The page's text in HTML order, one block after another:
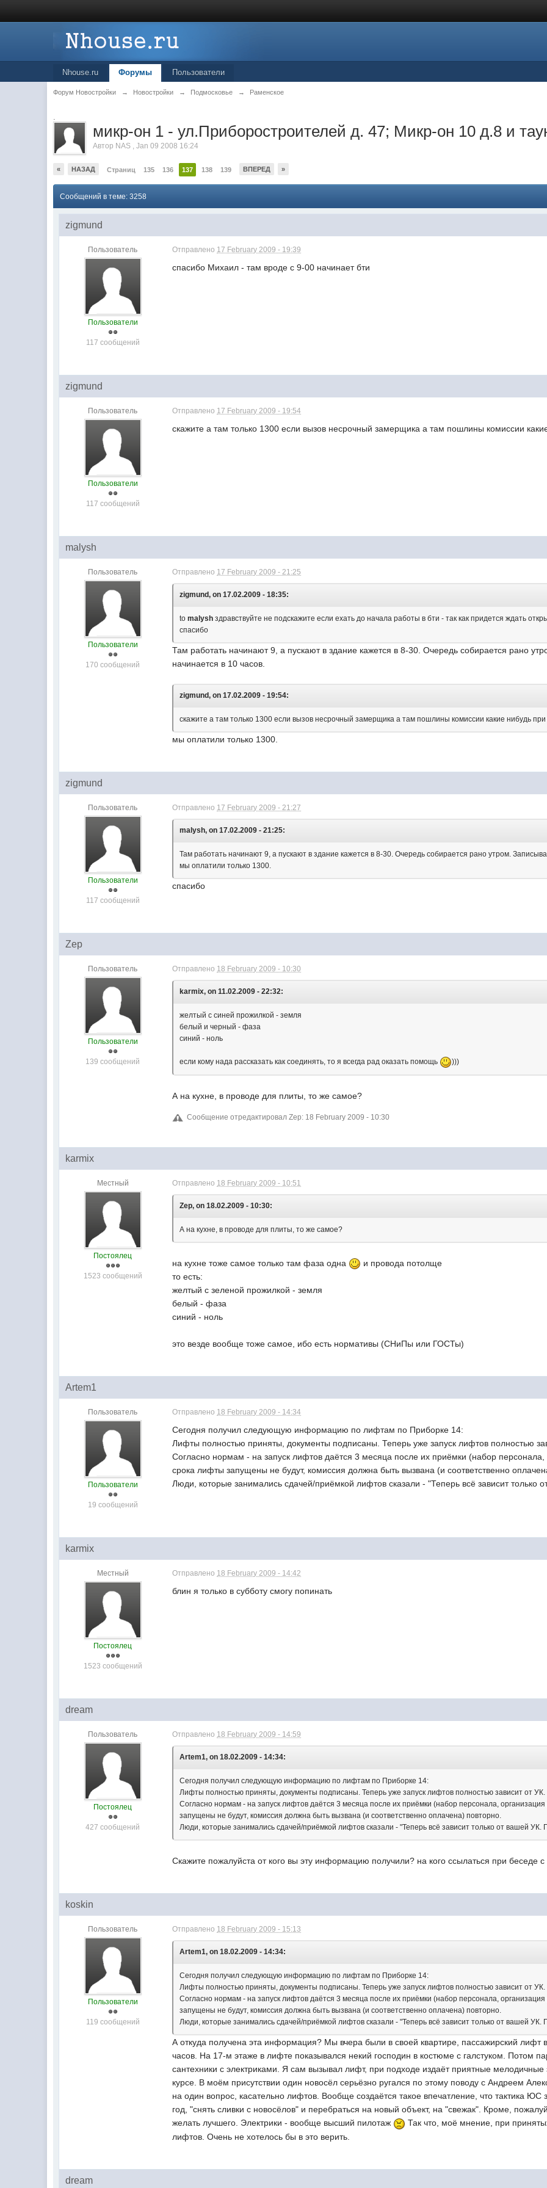
Nhouse.ru Форумы Пользователи
Форум Новостройки → Новостройки → Подмосковье → Раменское
.
микр-он 1 - ул.Приборостроителей д. 47; Микр-он 10 д.8 и
Автор NAS ,Jan 09 2008 16:24
« НАЗАД Страниц 135 136 137 138 139 ВПЕРЕД »
Сообщений в теме: 3258
zigmund
Пользователь
Пользователи
117 сообщений
Отправлено 17 February 2009 - 19:39
спасибо Михаил - там вроде с 9-00 начинает бти
zigmund
Пользователь
Пользователи
117 сообщений
Отправлено 17 February 2009 - 19:54
скажите а там только 1300 если вызов несрочный замерщика а там пошлины комиссии
malysh
Пользователь
Пользователи
170 сообщений
Отправлено 17 February 2009 - 21:25
zigmund, on 17.02.2009 - 18:35:
tomalysh здравствуйте не подскажите если ехать до начала работы в бти - так как придется ждать
спасибо
Там работать начинают 9, а пускают в здание кажется в 8-30. Очередь собирается рано
начинается в 10 часов.
zigmund, on 17.02.2009 - 19:54:
скажите а там только 1300 если вызов несрочный замерщика а там пошлины комиссии какие нибудь
мы оплатили только 1300.
zigmund
Пользователь
Пользователи
117 сообщений
Отправлено 17 February 2009 - 21:27
malysh, on 17.02.2009 - 21:25:
Там работать начинают 9, а пускают в здание кажется в 8-30. Очередь собирается рано утром.
мы оплатили только 1300.
спасибо
Zep
Пользователь
Пользователи
139 сообщений
Отправлено 18 February 2009 - 10:30
karmix, on 11.02.2009 - 22:32:
желтый с синей прожилкой - земля
белый и черный - фаза
синий - ноль
если кому нада рассказать как соединять, то я всегда рад оказать помощь )))
А на кухне, в проводе для плиты, то же самое?
Сообщение отредактировал Zep: 18 February 2009 - 10:30
karmix
Местный
Постоялец
1523 сообщений
Отправлено 18 February 2009 - 10:51
Zep, on 18.02.2009 - 10:30:
А на кухне, в проводе для плиты, то же самое?
на кухне тоже самое только там фаза одна
и провода потолще
то есть:
желтый с зеленой прожилкой - земля
белый - фаза
синий - ноль
это везде вообще тоже самое, ибо есть нормативы (СНиПы или ГОСТы)
Artem1
Пользователь
Пользователи
19 сообщений
Отправлено 18 February 2009 - 14:34
Сегодня получил следующую информацию по лифтам по Приборке 14:
Лифты полностью приняты, документы подписаны. Теперь уже запуск лифтов полностью
Согласно нормам - на запуск лифтов даётся 3 месяца после их приёмки (набор персонала,
срока лифты запущены не будут, комиссия должна быть вызвана (и соответственно
Люди, которые занимались сдачей/приёмкой лифтов сказали - "Теперь всё зависит только
karmix
Местный
Постоялец
1523 сообщений
Отправлено 18 February 2009 - 14:42
блин я только в субботу смогу попинать
dream
Пользователь
Постоялец
427 сообщений
Отправлено 18 February 2009 - 14:59
Artem1, on 18.02.2009 - 14:34:
Сегодня получил следующую информацию по лифтам по Приборке 14:
Лифты полностью приняты, документы подписаны. Теперь уже запуск лифтов полностью зависит от УК.
Согласно нормам - на запуск лифтов даётся 3 месяца после их приёмки (набор персонала,
запущены не будут, комиссия должна быть вызвана (и соответственно оплачена) повторно.
Люди, которые занимались сдачей/приёмкой лифтов сказали - "Теперь всё зависит только от вашей УК.
Скажите пожалуйста от кого вы эту информацию получили? на кого ссылаться при беседе
koskin
Пользователь
Пользователи
119 сообщений
Отправлено 18 February 2009 - 15:13
Artem1, on 18.02.2009 - 14:34:
Сегодня получил следующую информацию по лифтам по Приборке 14:
Лифты полностью приняты, документы подписаны. Теперь уже запуск лифтов полностью зависит от УК.
Согласно нормам - на запуск лифтов даётся 3 месяца после их приёмки (набор персонала,
запущены не будут, комиссия должна быть вызвана (и соответственно оплачена) повторно.
Люди, которые занимались сдачей/приёмкой лифтов сказали - "Теперь всё зависит только от вашей УК.
А откуда получена эта информация? Мы вчера были в своей квартире, пассажирский лифт
часов. На 17-м этаже в лифте показывался некий господин в костюме с галстуком. Потом
сантехники с электриками. Я сам вызывал лифт, при подходе издаёт приятные
курсе. В моём присутствии один новосёл серьёзно ругался по этому поводу с Андреем
на один вопрос, касательно лифтов. Вообще создаётся такое впечатление, что тактика ЮС
год, "снять сливки с новосёлов" и перебраться на новый объект, на "свежак". Кроме,
желать лучшего. Электрики - вообще высший пилотаж
Так что, моё мнение, при
лифтов. Очень не хотелось бы в это верить.
dream